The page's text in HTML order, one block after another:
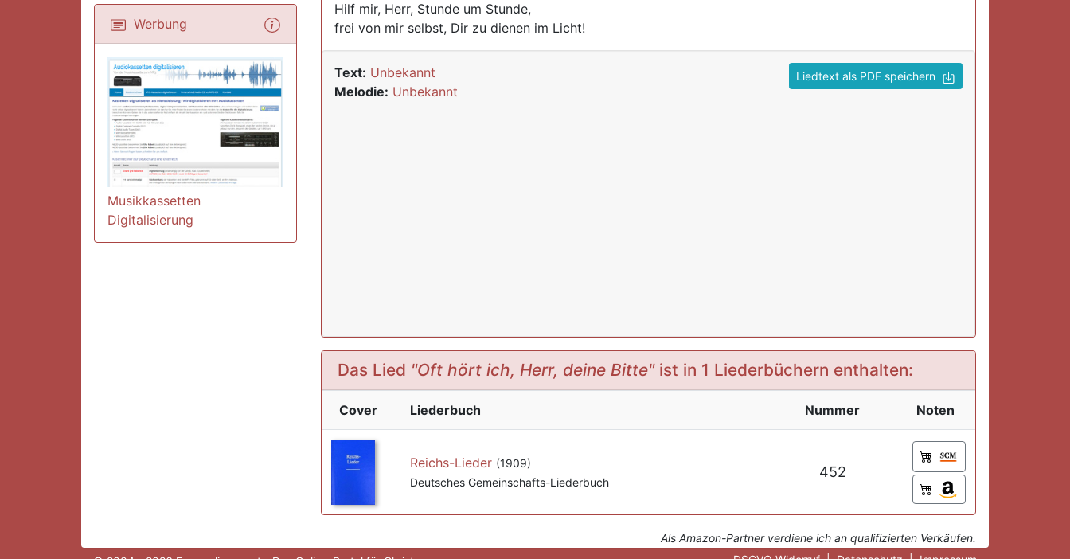
Werbung
Musikkassetten
Digitalisierung
Hilf mir, Herr, Stunde um Stunde,
frei von mir selbst, Dir zu dienen im Licht!
Liedtext als PDF speichern
Text: Unbekannt
Melodie: Unbekannt
Das Lied "Oft hört ich, Herr, deine Bitte"ist in 1 Liederbüchern enthalten:
Cover Liederbuch Nummer Noten
Reichs-Lieder (1909)
Deutsches Gemeinschafts-Liederbuch
452
Als Amazon-Partner verdiene ich an qualifizierten Verkäufen.